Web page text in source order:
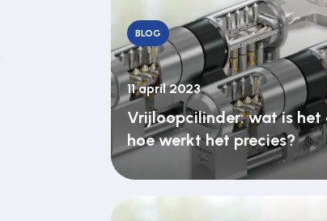
BLOG
11 april 2023
Vrijloopcilinder: wat is het
hoe werkt het precies?